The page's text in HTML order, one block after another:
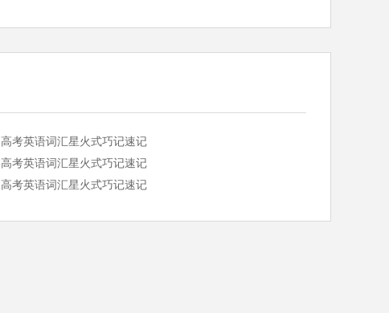
高考英语词汇星火式巧记速记
高考英语词汇星火式巧记速记
高考英语词汇星火式巧记速记